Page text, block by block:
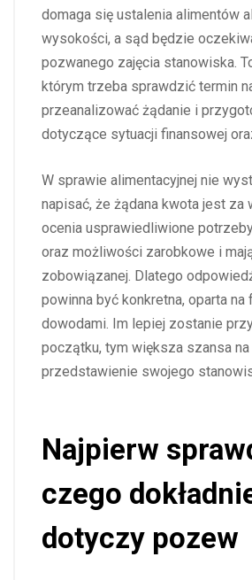
domaga się ustalenia alimentów
wysokości, a sąd będzie
pozwanego zajęcia stanowiska.
którym trzeba sprawdzić termin
przeanalizować żądanie i
dotyczące sytuacji finansowej
W sprawie alimentacyjnej nie
napisać, że żądana kwota jest za
ocenia usprawiedliwione
oraz możliwości zarobkowe i
zobowiązanej. Dlatego
powinna być konkretna, oparta na
dowodami. Im lepiej zostanie
początku, tym większa szansa
przedstawienie swojego
Najpierw
czego
dotyczy pozew